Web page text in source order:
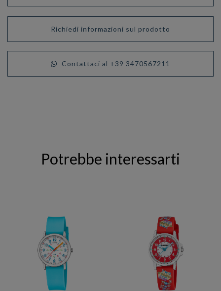
Richiedi informazioni sul prodotto
Contattaci al +39 3470567211
Potrebbe interessarti